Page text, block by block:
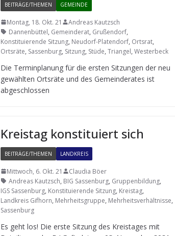
BEITRÄGE/THEMEN GEMEINDE
Montag, 18. Okt. 21
Andreas Kautzsch
Dannenbüttel, Gemeinderat, Grußendorf,
Konstituierende Sitzung, Neudorf-Platendorf, Ortsrat,
Ortsräte, Sassenburg, Sitzung, Stüde, Triangel, Westerbeck
Die Ter­min­pla­nung für die ers­ten Sit­zun­gen der neu
gewähl­ten Orts­räte und des Gemein­de­ra­tes ist
abgeschlossen
Kreis­tag kon­sti­tu­iert sich
BEITRÄGE/THEMEN LANDKREIS
Mittwoch, 6. Okt. 21
Claudia Böer
Andreas Kautzsch, BIG Sassenburg, Gruppenbildung,
IGS Sassenburg, Konstituierende Sitzung, Kreistag,
Landkreis Gifhorn, Mehrheitsgruppe, Mehrheitsverhältnisse,
Sassenburg
Es geht los! Die erste Sit­zung des Kreis­ta­ges mit